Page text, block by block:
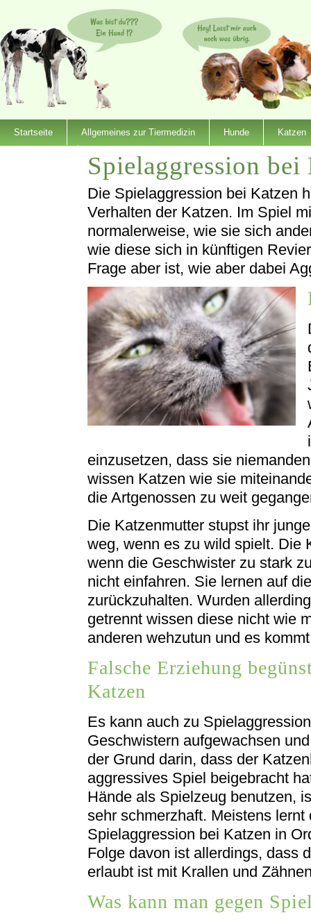
Startseite Allgemeines zur Tiermedizin Hunde Katzen
Spielaggression bei
Die Spielaggression bei Katzen
Verhalten der Katzen. Im Spiel
normalerweise, wie sie sich
wie diese sich in künftigen
Frage aber ist, wie aber dabei
einzusetzen, dass sie
wissen Katzen wie sie
die Artgenossen zu weit
Die Katzenmutter stupst ihr
weg, wenn es zu wild spielt. Die
wenn die Geschwister zu stark
nicht einfahren. Sie lernen auf
zurückzuhalten. Wurden
getrennt wissen diese nicht wie
anderen wehzutun und es
Falsche Erziehung
Katzen
Es kann auch zu
Geschwistern aufgewachsen
der Grund darin, dass der
aggressives Spiel beigebracht
Hände als Spielzeug benutzen,
sehr schmerzhaft. Meistens
Spielaggression bei Katzen in
Folge davon ist allerdings, dass
erlaubt ist mit Krallen und
Was kann man gegen